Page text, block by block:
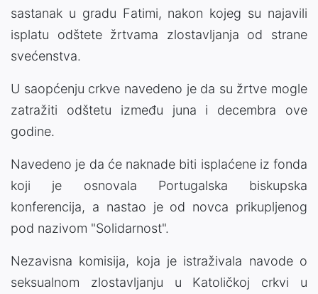
sastanak u gradu Fatimi, nakon kojeg su najavili
isplatu odštete žrtvama zlostavljanja od strane
svećenstva.
U saopćenju crkve navedeno je da su žrtve mogle
zatražiti odštetu između juna i decembra ove
godine.
Navedeno je da će naknade biti isplaćene iz fonda
koji je osnovala Portugalska biskupska
konferencija, a nastao je od novca prikupljenog
pod nazivom "Solidarnost".
Nezavisna komisija, koja je istraživala navode o
seksualnom zlostavljanju u Katoličkoj crkvi u